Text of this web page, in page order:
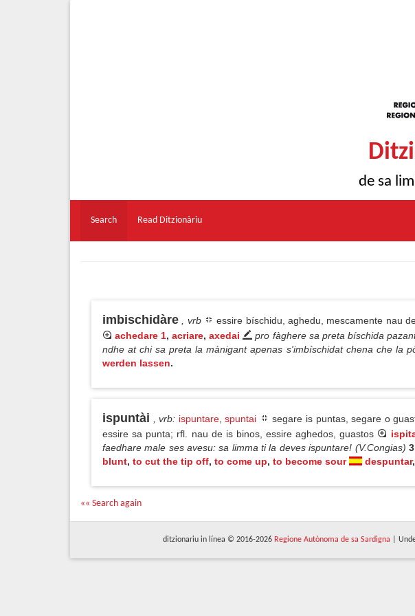
de sa
Search Read Ditzionàriu
imbischidàre , vrb
essire bíschidu, aghedu, mescamente nau
achedare 1,acriare,axedai
pro fàghere sa preta bíschida
ndhe at chi sa preta la mànigant apenas s'imbíschidat chena che la
werden lassen.
ispuntài , vrb: ispuntare,spuntai
segare is puntas, segare o
essire sa punta; rfl. nau de is binos, essire aghedos, guastos
faedhare male ses avesu: sa limma ti la deves ispuntare! (V.Congias)
blunt, to cut the tip off, to come up, to become sour despuntar,
«« Search again
ditzionariu in línea © 2016-2026 Regione Autònoma de sa Sardigna |